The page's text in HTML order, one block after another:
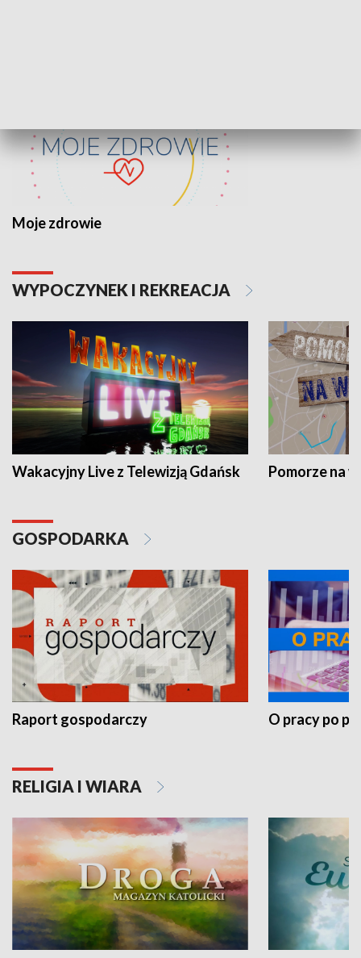
Moje zdrowie
WYPOCZYNEK I REKREACJA
Wakacyjny Live z Telewizją Gdańsk Pomorze na
GOSPODARKA
Raport gospodarczy O pracy po
RELIGIA I WIARA